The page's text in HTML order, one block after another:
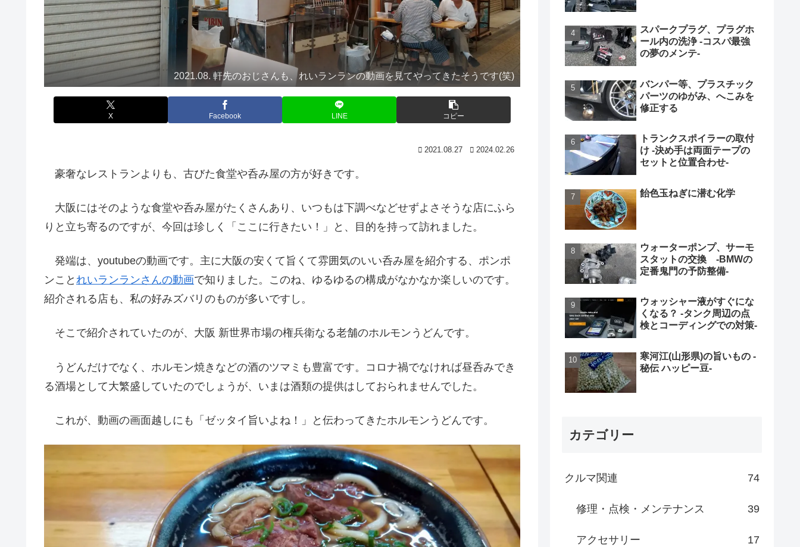
2021.08. 軒先のおじさんも、れいランランの動画を見てやってきたそうです(笑)
X Facebook LINE コピー
2021.08.27 2024.02.26
豪奢なレストランよりも、古びた食堂や呑み屋の方が好きです。
大阪にはそのような食堂や呑み屋がたくさんあり、いつもは下調べなどせずよさそうな店にふら
りと立ち寄るのですが、今回は珍しく「ここに行きたい！」と、目的を持って訪れました。
発端は、youtubeの動画です。主に大阪の安くて旨くて雰囲気のいい呑み屋を紹介する、ポンポ
ンこと れいランランさんの動画で知りました。このね、ゆるゆるの構成がなかなか楽しいのです。
紹介される店も、私の好みズバリのものが多いですし。
そこで紹介されていたのが、大阪 新世界市場の権兵衛なる老舗のホルモンうどんです。
うどんだけでなく、ホルモン焼きなどの酒のツマミも豊富です。コロナ禍でなければ昼呑みでき
る酒場として大繁盛していたのでしょうが、いまは酒類の提供はしておられませんでした。
これが、動画の画面越しにも「ゼッタイ旨いよね！」と伝わってきたホルモンうどんです。
スパークプラグ、プラグホ
ール内の洗浄 -コスパ最強
の夢のメンテ-
バンパー等、プラスチック
パーツのゆがみ、へこみを
修正する
トランクスポイラーの取付
け -決め手は両面テープの
セットと位置合わせ-
飴色玉ねぎに潜む化学
ウォーターポンプ、サーモ
スタットの交換 -BMWの
定番鬼門の予防整備-
ウォッシャー液がすぐにな
くなる？ -タンク周辺の点
検とコーディングでの対策-
寒河江(山形県)の旨いもの -
秘伝 ハッピー豆-
カテゴリー
クルマ関連 74
修理・点検・メンテナンス 39
アクセサリー 17